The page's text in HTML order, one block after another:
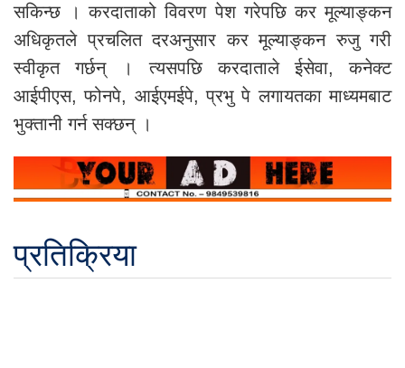
सकिन्छ । करदाताको विवरण पेश गरेपछि कर मूल्याङ्कन
अधिकृतले प्रचलित दरअनुसार कर मूल्याङ्कन रुजु गरी
स्वीकृत गर्छन् । त्यसपछि करदाताले ईसेवा, कनेक्ट
आईपीएस, फोनपे, आईएमईपे, प्रभु पे लगायतका माध्यमबाट
भुक्तानी गर्न सक्छन् ।
प्रतिक्रिया